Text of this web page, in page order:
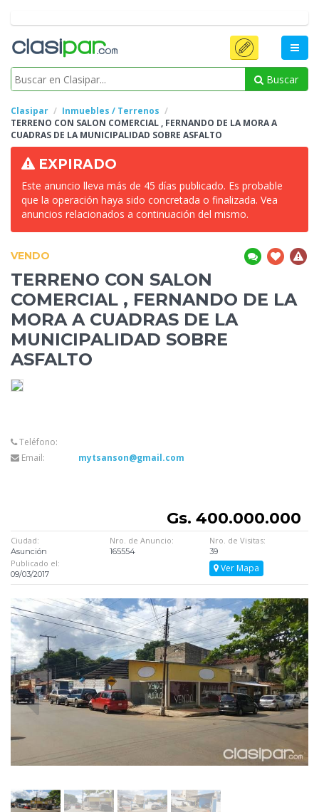
Buscar
Clasipar
Inmuebles / Terrenos
TERRENO CON SALON COMERCIAL , FERNANDO DE LA MORA A
CUADRAS DE LA MUNICIPALIDAD SOBRE ASFALTO
EXPIRADO
Este anuncio lleva más de 45 días publicado. Es probable
que la operación haya sido concretada o finalizada. Vea
anuncios relacionados a continuación del mismo.
VENDO
TERRENO CON SALON
COMERCIAL , FERNANDO DE LA
MORA A CUADRAS DE LA
MUNICIPALIDAD SOBRE
ASFALTO
Teléfono:
Email:
mytsanson@gmail.com
Gs. 400.000.000
Ciudad:
Asunción
Nro. de Anuncio:
165554
Nro. de Visitas:
39
Publicado el:
09/03/2017
Ver Mapa